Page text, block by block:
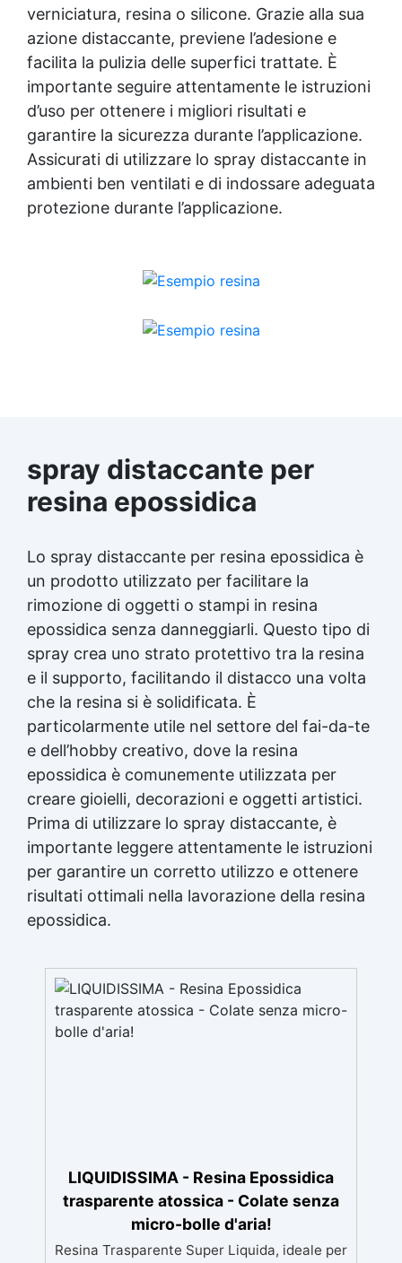
verniciatura, resina o silicone. Grazie alla sua
azione distaccante, previene l’adesione e
facilita la pulizia delle superfici trattate. È
importante seguire attentamente le istruzioni
d’uso per ottenere i migliori risultati e
garantire la sicurezza durante l’applicazione.
Assicurati di utilizzare lo spray distaccante in
ambienti ben ventilati e di indossare adeguata
protezione durante l’applicazione.
spray distaccante per
resina epossidica
Lo spray distaccante per resina epossidica è
un prodotto utilizzato per facilitare la
rimozione di oggetti o stampi in resina
epossidica senza danneggiarli. Questo tipo di
spray crea uno strato protettivo tra la resina
e il supporto, facilitando il distacco una volta
che la resina si è solidificata. È
particolarmente utile nel settore del fai-da-te
e dell’hobby creativo, dove la resina
epossidica è comunemente utilizzata per
creare gioielli, decorazioni e oggetti artistici.
Prima di utilizzare lo spray distaccante, è
importante leggere attentamente le istruzioni
per garantire un corretto utilizzo e ottenere
risultati ottimali nella lavorazione della resina
epossidica.
LIQUIDISSIMA - Resina Epossidica
trasparente atossica - Colate senza
micro-bolle d'aria!
Resina Trasparente Super Liquida, ideale per